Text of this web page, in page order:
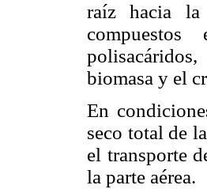
raíz hacia la
compuestos
biomasa y el
En
seco total de
el transporte
la parte aérea.